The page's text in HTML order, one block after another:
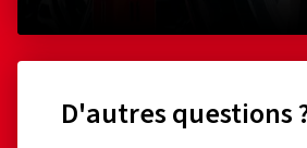
D'autres questions